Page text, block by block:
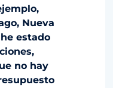
Nueva
estado
no hay